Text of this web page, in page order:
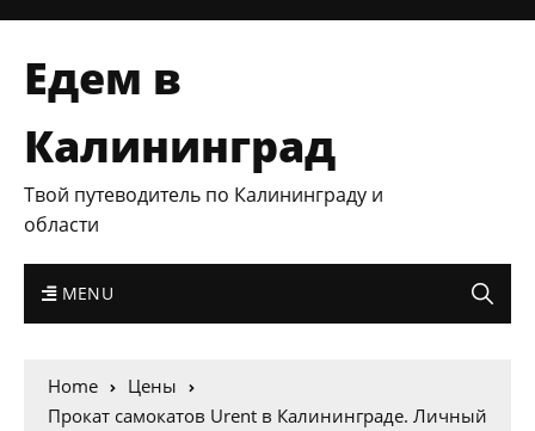
Едем в
Калининград
Твой путеводитель по Калининграду и
области
MENU
Home
Цены
Прокат самокатов Urent в Калининграде. Личный